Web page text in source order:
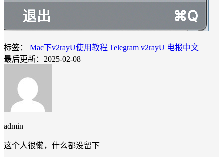
标签： Mac下v2rayU使用教程 Telegram v2rayU 电报中文
最后更新：2025-02-08
admin
这个人很懒，什么都没留下